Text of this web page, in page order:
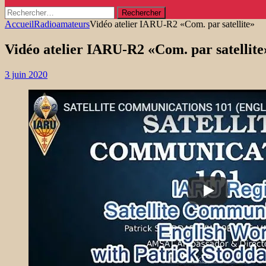
Rechercher :
AccueilRadioamateursVidéo atelier IARU-R2 «Com. par satellite»
Vidéo atelier IARU-R2 «Com. par
3 juin 2020